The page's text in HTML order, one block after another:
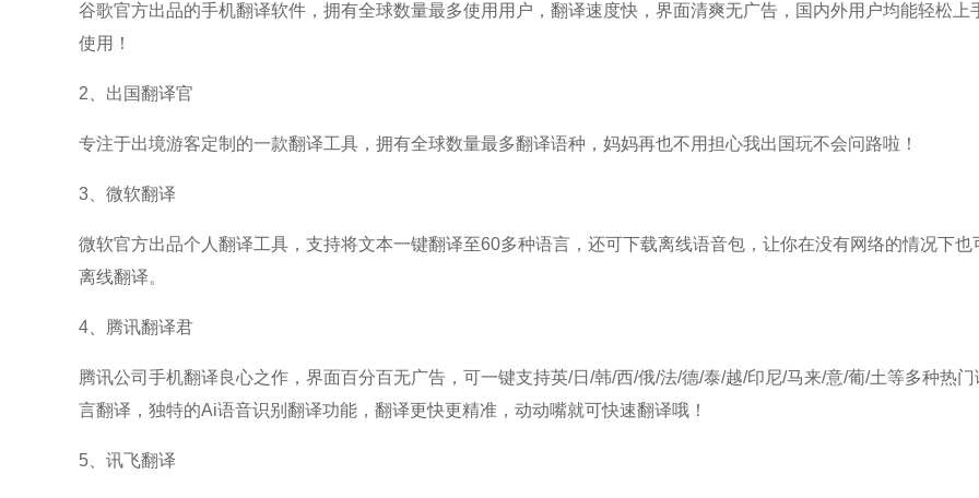
谷歌官方出品的手机翻译软件，拥有全球数量最多使用用户，翻译速度快，界面清爽无广告，国内外用户均能轻松上
使用！
2、出国翻译官
专注于出境游客定制的一款翻译工具，拥有全球数量最多翻译语种，妈妈再也不用担心我出国玩不会问路啦！
3、微软翻译
微软官方出品个人翻译工具，支持将文本一键翻译至60多种语言，还可下载离线语音包，让你在没有网络的情况下也
离线翻译。
4、腾讯翻译君
腾讯公司手机翻译良心之作，界面百分百无广告，可一键支持英/日/韩/西/俄/法/德/泰/越/印尼/马来/意/葡/土等多种热门
言翻译，独特的Ai语音识别翻译功能，翻译更快更精准，动动嘴就可快速翻译哦！
5、讯飞翻译